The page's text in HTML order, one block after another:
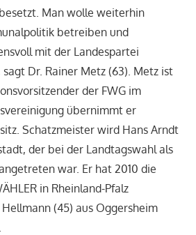
Man wolle weiterhin
betreiben und
mit der Landespartei
Dr. Rainer Metz (63). Metz ist
der FWG im
übernimmt er
Schatzmeister wird Hans Arndt
der bei der Landtagswahl als
war. Er hat 2010 die
in Rheinland-Pfalz
(45) aus Oggersheim